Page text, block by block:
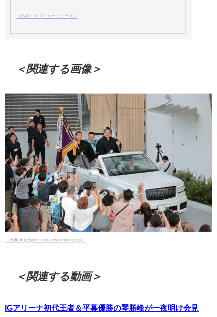
（出典：ｄメニューニュース）
＜関連する画像＞
（出典 img.topics.smt.news.goo.ne.jp）
＜関連する動画＞
IGアリーナ初代王者＆平幕優勝の琴勝峰が一夜明け会見